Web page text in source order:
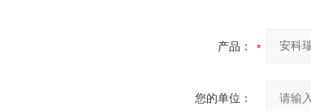
产品：
您的单位：